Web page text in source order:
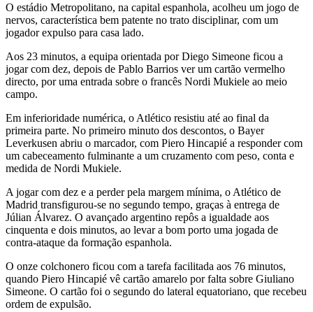
O estádio Metropolitano, na capital espanhola, acolheu um jogo de
nervos, característica bem patente no trato disciplinar, com um
jogador expulso para casa lado.
Aos 23 minutos, a equipa orientada por Diego Simeone ficou a
jogar com dez, depois de Pablo Barrios ver um cartão vermelho
directo, por uma entrada sobre o francês Nordi Mukiele ao meio
campo.
Em inferioridade numérica, o Atlético resistiu até ao final da
primeira parte. No primeiro minuto dos descontos, o Bayer
Leverkusen abriu o marcador, com Piero Hincapié a responder com
um cabeceamento fulminante a um cruzamento com peso, conta e
medida de Nordi Mukiele.
A jogar com dez e a perder pela margem mínima, o Atlético de
Madrid transfigurou-se no segundo tempo, graças à entrega de
Júlian Álvarez. O avançado argentino repôs a igualdade aos
cinquenta e dois minutos, ao levar a bom porto uma jogada de
contra-ataque da formação espanhola.
O onze colchonero ficou com a tarefa facilitada aos 76 minutos,
quando Piero Hincapié vê cartão amarelo por falta sobre Giuliano
Simeone. O cartão foi o segundo do lateral equatoriano, que recebeu
ordem de expulsão.